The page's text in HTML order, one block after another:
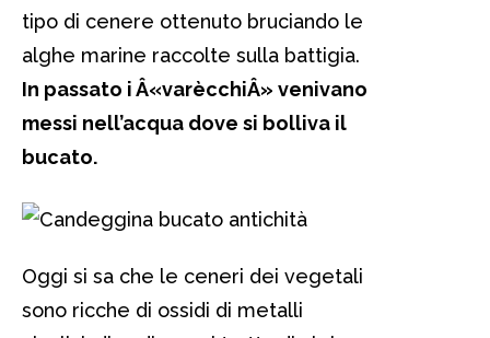
tipo di cenere ottenuto bruciando le
alghe marine raccolte sulla battigia.
In passato i Â«varècchiÂ» venivano
messi nell’acqua dove si bolliva il
bucato.
Oggi si sa che le ceneri dei vegetali
sono ricche di ossidi di metalli